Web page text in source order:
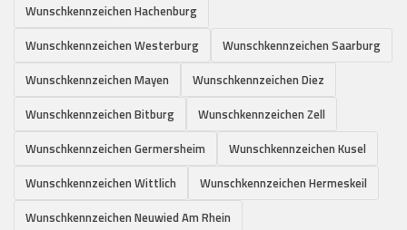
Wunschkennzeichen Hachenburg
Wunschkennzeichen Westerburg
Wunschkennzeichen Saarburg
Wunschkennzeichen Mayen
Wunschkennzeichen Diez
Wunschkennzeichen Bitburg
Wunschkennzeichen Zell
Wunschkennzeichen Germersheim
Wunschkennzeichen Kusel
Wunschkennzeichen Wittlich
Wunschkennzeichen Hermeskeil
Wunschkennzeichen Neuwied Am Rhein